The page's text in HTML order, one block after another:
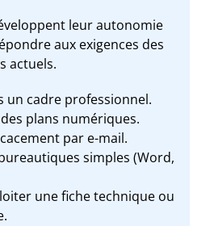
leur autonomie
aux exigences des
actuels.
un cadre professionnel.
plans numériques.
par e-mail.
simples (Word,
une fiche technique ou